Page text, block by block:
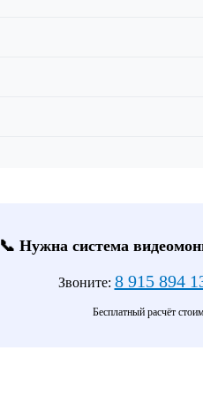
📞 Нужна система
Звоните: 8 915 894
Бесплатный расчёт